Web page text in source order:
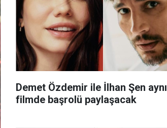
Demet Özdemir ile İlhan Şen aynı
filmde başrolü paylaşacak